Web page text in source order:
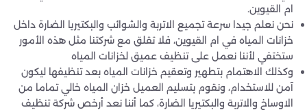
ام القيوين.
نحن نعلم جيدا سرعة تجميع الاتربة والشوائب والبكتيريا الضارة داخل
خزانات المياه في ام القيوين، فلا تقلق مع شركتنا مثل هذه الأمور
ستختفي لأننا نعمل على تنظيف عميق لخزانات المياه
وكذلك الاهتمام بتطهير وتعقيم خزانات المياه بعد تنظيفها ليكون
آمن للاستخدام، ونقوم بتسليم العميل خزان المياه خالي تماما من
الاوساخ والاتربة والبكتيريا الضارة، كما أننا نعد أرخص شركة تنظيف